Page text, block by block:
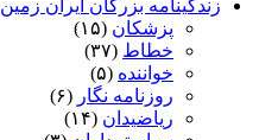
زندگینامه بزرگان ایران زمین
پزشکان (۱۵)
خطاط (۳۷)
خواننده (۵)
روزنامه نگار (۶)
ریاضیدان (۱۴)